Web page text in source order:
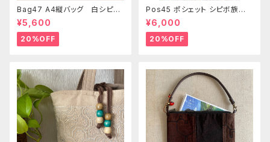
Bag47 A4縦バッグ 白シピボ
模様 シピボ族の泥染め
¥5,600
20%OFF
Pos45 ポシェット シピボ族の
泥染め刺繍のショルダー
¥6,000
20%OFF